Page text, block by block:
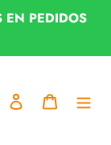
EN PEDIDOS
Buscar Ingresar Carrito